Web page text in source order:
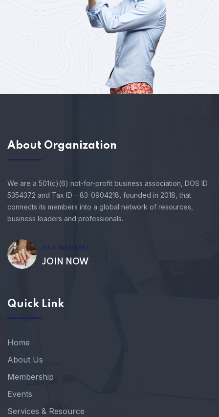
About Organization
We are a 501(c)(6) not-for-profit business association, DOS ID
5354372 and Tax ID – 83-0904218, founded in 2018, that
connects its members into a global network of resources,
business leaders and professionals.
AS A MEMBER!
JOIN NOW
Quick Link
Home
About Us
Membership
Events
Services & Resource